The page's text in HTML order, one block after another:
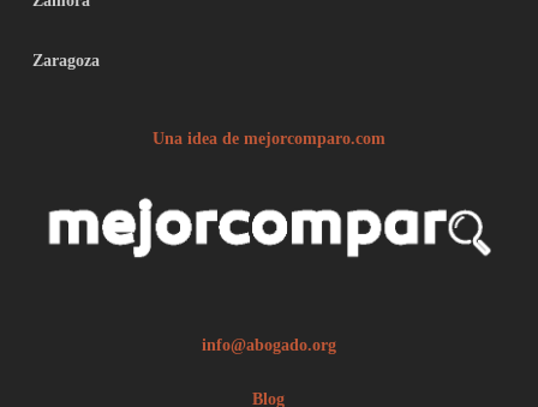
Zaragoza
Una idea de mejorcomparo.com
info@abogado.org
Blog